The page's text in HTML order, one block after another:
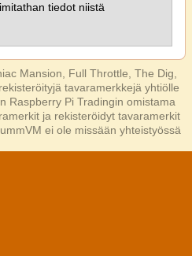
tiedot niistä
Mansion, Full Throttle, The Dig,
tavaramerkkejä yhtiölle
Raspberry Pi Tradingin omistama
ja rekisteröidyt tavaramerkit
ei ole missään yhteistyössä